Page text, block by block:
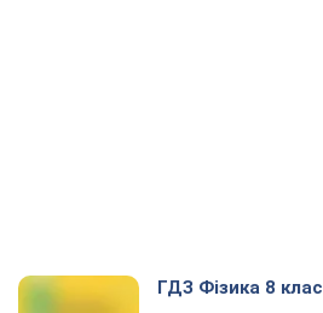
ГДЗ Фізика 8 клас